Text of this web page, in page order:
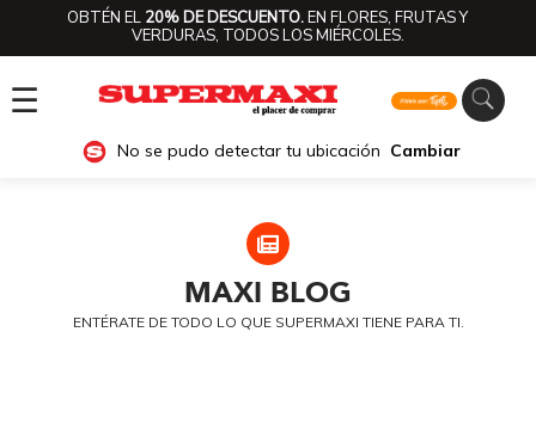
OBTÉN EL 20% DE DESCUENTO.EN FLORES, FRUTAS Y
VERDURAS, TODOS LOS MIÉRCOLES.
☰
No se pudo detectar tu ubicación Cambiar
MAXI BLOG
ENTÉRATE DE TODO LO QUE SUPERMAXI TIENE PARA TI.